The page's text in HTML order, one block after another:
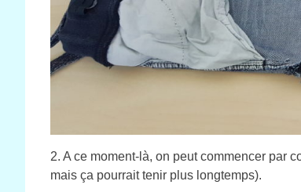
2. A ce moment-là, on peut commencer par
mais ça pourrait tenir plus longtemps).